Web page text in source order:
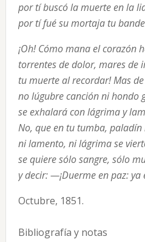
por tí buscó la muerte en la
por tí fué su mortaja tu
¡Oh! Cómo mana el corazón
torrentes de dolor, mares de
tu muerte al recordar! Mas
no lúgubre canción ni hondo
se exhalará con lágrima y
No, que en tu tumba, paladín
ni lamento, ni lágrima se
se quiere sólo sangre, sólo
y decir: —¡Duerme en paz: ya
Octubre, 1851.
Bibliografía y notas